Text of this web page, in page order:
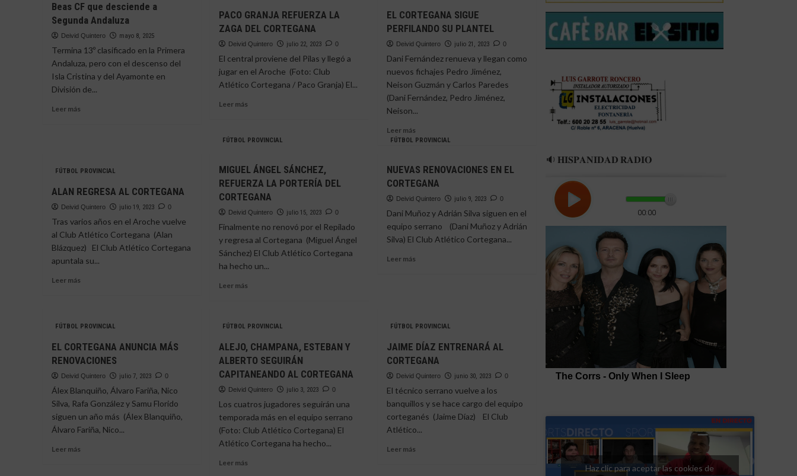
Beas CF que desciende a
Segunda Andaluza
Deivid Quintero mayo 8, 2025
Termina 13º clasificado en la Primera
Andaluza, pero con el descenso del
Isla Cristina y del Ayamonte en
División de...
Leer más
salpica
al
Beas
CF
que
desciende
Segunda
Andaluza
PACO GRANJA REFUERZA LA
ZAGA DEL CORTEGANA
Deivid Quintero julio 22, 2023 0
El central proviene del Pilas y llegó a
jugar en el Aroche (Foto: Club
Atlético Cortegana / Paco Granja) El...
Leer más
PACO
LA
ZAGA
DEL
EL CORTEGANA SIGUE
PERFILANDO SU PLANTEL
Deivid Quintero julio 21, 2023 0
Dani Fernández renueva y llegan como
nuevos fichajes Pedro Jiménez,
Neison Guzmán y Carlos Paredes
(Dani Fernández, Pedro Jiménez,
Neison...
Leer másLeer
más
CORTEGANA
SIGUE
PERFILANDO
PLANTEL
FÚTBOL PROVINCIAL
ALAN REGRESA AL CORTEGANA
Deivid Quintero julio 19, 2023 0
Tras varios años en el Aroche vuelve
al Club Atlético Cortegana (Alan
Blázquez) El Club Atlético Cortegana
apuntala su...
Leer más
REGRESA
CORTEGANA
FÚTBOL PROVINCIAL
MIGUEL ÁNGEL SÁNCHEZ,
REFUERZA LA PORTERÍA DEL
CORTEGANA
Deivid Quintero julio 15, 2023 0
Finalmente no renovó por el Repilado
y regresa al Cortegana (Miguel Ángel
Sánchez) El Club Atlético Cortegana
ha hecho un...
Leer más
ÁNGEL
REFUERZA
LA
PORTERÍA
DEL
FÚTBOL PROVINCIAL
NUEVAS RENOVACIONES EN EL
CORTEGANA
Deivid Quintero julio 9, 2023 0
Dani Muñoz y Adrián Silva siguen en el
equipo serrano (Dani Muñoz y Adrián
Silva) El Club Atlético Cortegana...
Leer másLeer
EL
FÚTBOL PROVINCIAL
EL CORTEGANA ANUNCIA MÁS
RENOVACIONES
Deivid Quintero julio 7, 2023 0
Álex Blanquiño, Álvaro Fariña, Nico
Silva, Rafa González y Samu Florido
siguen un año más (Álex Blanquiño,
Álvaro Fariña, Nico...
Leer más
FÚTBOL PROVINCIAL
ALEJO, CHAMPANA, ESTEBAN Y
ALBERTO SEGUIRÁN
CAPITANEANDO AL CORTEGANA
Deivid Quintero julio 3, 2023 0
Los cuatros jugadores seguirán una
temporada más en el equipo serrano
(Foto: Club Atlético Cortegana) El
Atlético Cortegana ha hecho...
Leer más
FÚTBOL PROVINCIAL
JAIME DÍAZ ENTRENARÁ AL
CORTEGANA
Deivid Quintero junio 30, 2023 0
El técnico serrano vuelve a los
banquillos y se hace cargo del equipo
corteganés (Jaime Díaz) El Club
Atlético...
Leer másLeer
🔉 𝐇𝐈𝐒𝐏𝐀𝐍𝐈𝐃𝐀𝐃 𝐑𝐀𝐃𝐈𝐎
Haz clic para aceptar las cookies de